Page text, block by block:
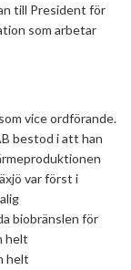
till President för
som arbetar
vice ordförande.
bestod i att han
var först i
biobränslen för
helt
helt